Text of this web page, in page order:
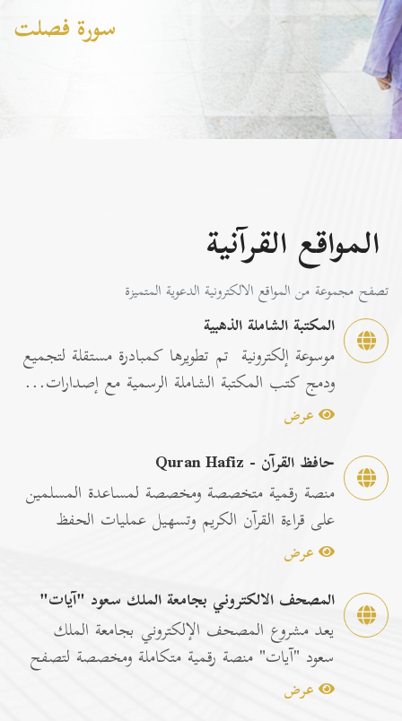
سورة فصلت
المواقع القرآنية
تصفح مجموعة من المواقع الالكترونية الدعوية المتميزة
المكتبة الشاملة الذهبية
موسوعة إلكترونية تم تطويرها كمبادرة مستقلة لتجميع
ودمج كتب المكتبة الشاملة الرسمية مع إصدارات...
عرض
حافظ القرآن - Quran Hafiz
منصة رقمية متخصصة ومخصصة لمساعدة المسلمين
على قراءة القرآن الكريم وتسهيل عمليات الحفظ
والمراجعة عبر...
عرض
المصحف الالكتروني بجامعة الملك سعود "آيات"
يعد مشروع المصحف الإلكتروني بجامعة الملك
سعود "آيات" منصة رقمية متكاملة ومخصصة لتصفح
وقراءة القرآن ا...
عرض